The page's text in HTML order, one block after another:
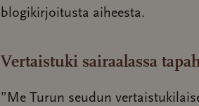
blogikirjoitusta aiheesta.
Vertaistuki sairaalassa
”Me Turun seudun